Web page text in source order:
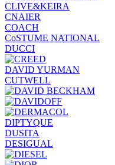
CLIVE&KEIRA
CNAIER
COACH
CoSTUME NATIONAL
DUCCI
DAVID YURMAN
CUTWELL
DIPTYQUE
DUSITA
DESIGUAL